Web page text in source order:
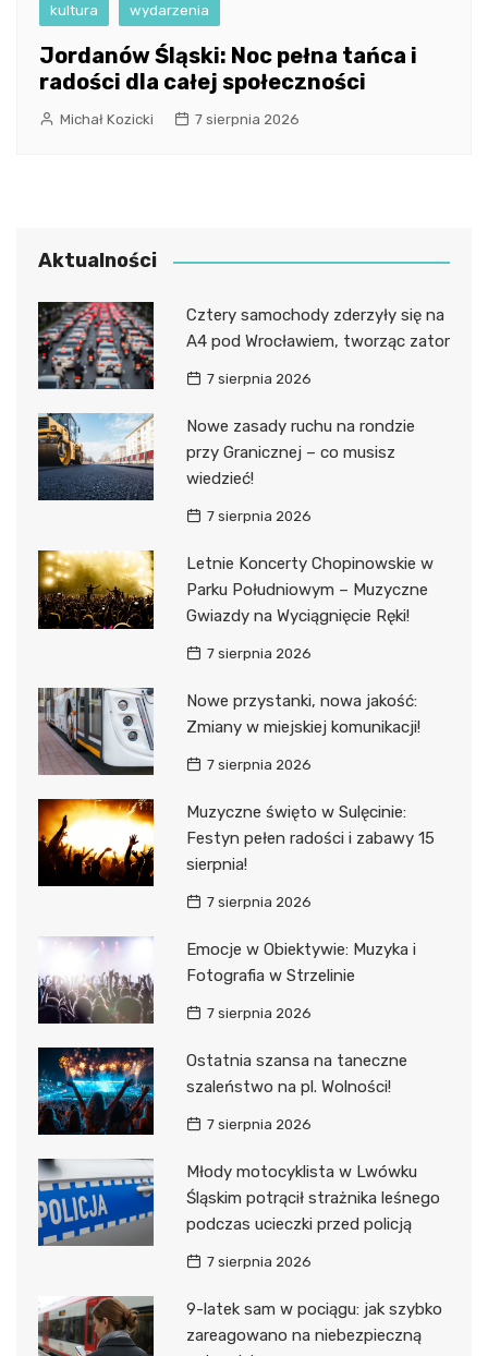
kultura wydarzenia
Jordanów Śląski: Noc pełna tańca i
radości dla całej społeczności
Michał Kozicki 7 sierpnia 2026
Aktualności
Cztery samochody zderzyły się na
A4 pod Wrocławiem, tworząc zator
7 sierpnia 2026
Nowe zasady ruchu na rondzie
przy Granicznej – co musisz
wiedzieć!
7 sierpnia 2026
Letnie Koncerty Chopinowskie w
Parku Południowym – Muzyczne
Gwiazdy na Wyciągnięcie Ręki!
7 sierpnia 2026
Nowe przystanki, nowa jakość:
Zmiany w miejskiej komunikacji!
7 sierpnia 2026
Muzyczne święto w Sulęcinie:
Festyn pełen radości i zabawy 15
sierpnia!
7 sierpnia 2026
Emocje w Obiektywie: Muzyka i
Fotografia w Strzelinie
7 sierpnia 2026
Ostatnia szansa na taneczne
szaleństwo na pl. Wolności!
7 sierpnia 2026
Młody motocyklista w Lwówku
Śląskim potrącił strażnika leśnego
podczas ucieczki przed policją
7 sierpnia 2026
9-latek sam w pociągu: jak szybko
zareagowano na niebezpieczną